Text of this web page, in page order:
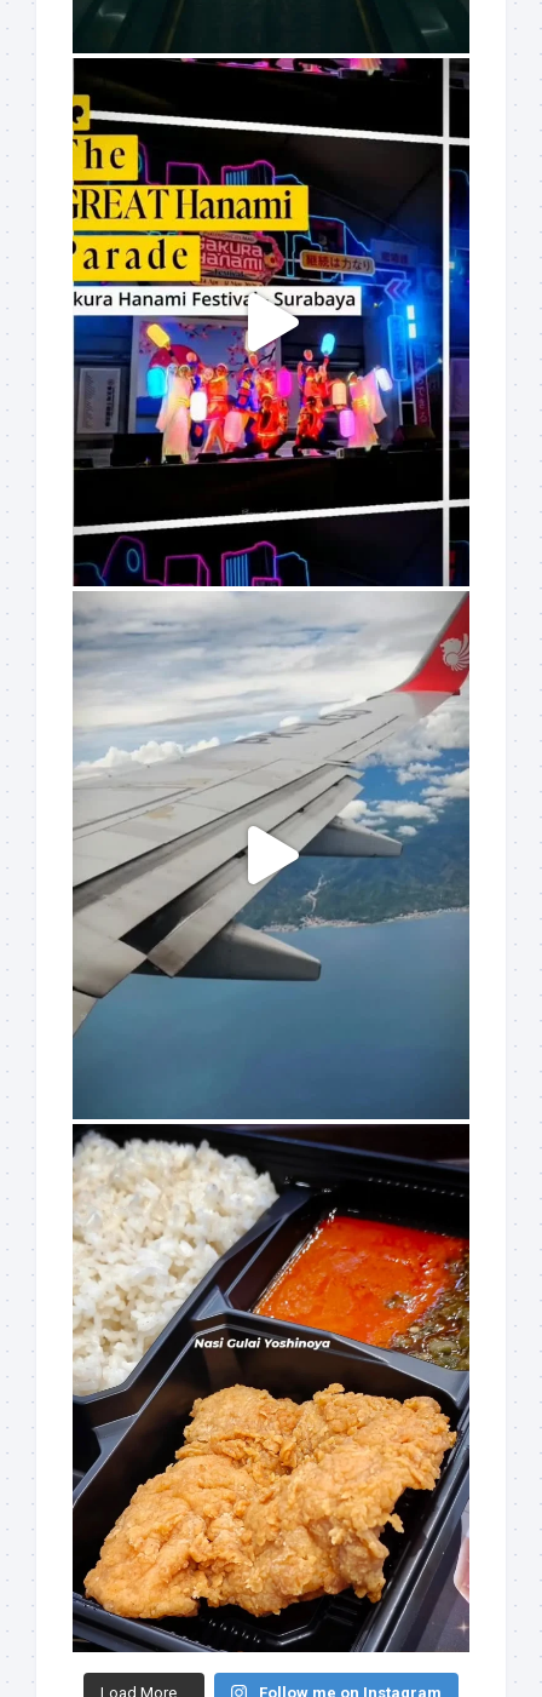
Load More... Follow me on Instagram